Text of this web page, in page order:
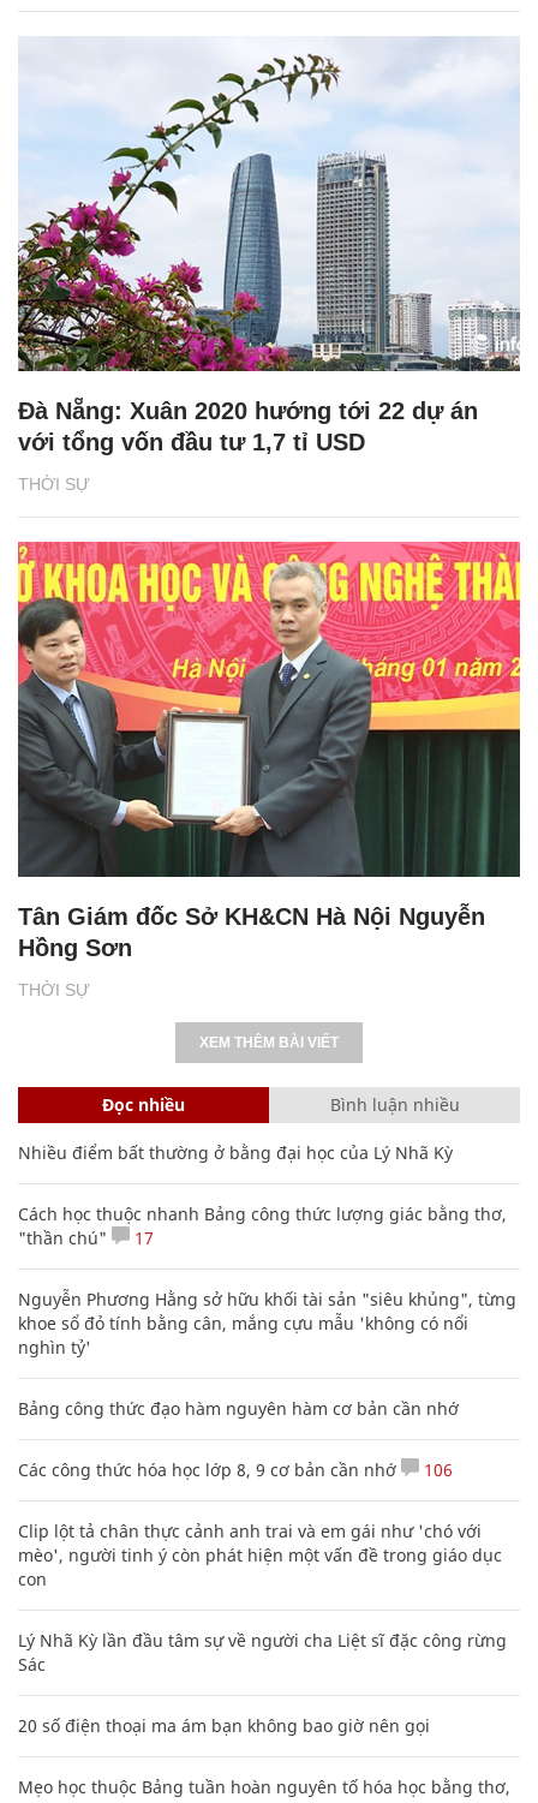
THỜI SỰ
Đà Nẵng: Xuân 2020 hướng tới 22 dự án
với tổng vốn đầu tư 1,7 tỉ USD
THỜI SỰ
Tân Giám đốc Sở KH&CN Hà Nội Nguyễn
Hồng Sơn
XEM THÊM BÀI VIẾT
Đọc nhiều Bình luận nhiều
Nhiều điểm bất thường ở bằng đại học của Lý Nhã Kỳ
Cách học thuộc nhanh Bảng công thức lượng giác bằng thơ,
"thần chú"
17
Nguyễn Phương Hằng sở hữu khối tài sản "siêu khủng", từng
khoe sổ đỏ tính bằng cân, mắng cựu mẫu 'không có nổi
nghìn tỷ'
Bảng công thức đạo hàm nguyên hàm cơ bản cần nhớ
Các công thức hóa học lớp 8, 9 cơ bản cần nhớ 106
Clip lột tả chân thực cảnh anh trai và em gái như 'chó với
mèo', người tinh ý còn phát hiện một vấn đề trong giáo dục
con
Lý Nhã Kỳ lần đầu tâm sự về người cha Liệt sĩ đặc công rừng
Sác
20 số điện thoại ma ám bạn không bao giờ nên gọi
Mẹo học thuộc Bảng tuần hoàn nguyên tố hóa học bằng thơ,